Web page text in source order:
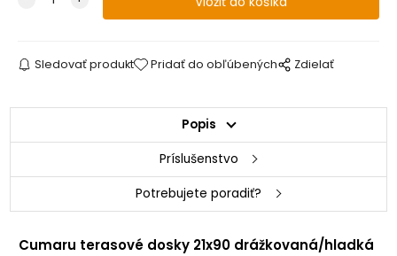
Sledovať produkt Pridať do obľúbených Zdielať
Popis
Príslušenstvo
Potrebujete poradiť?
Cumaru terasové dosky 21x90 drážkovaná/hladká